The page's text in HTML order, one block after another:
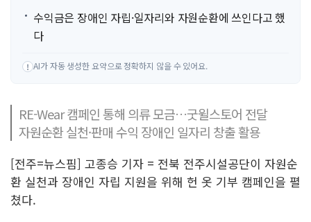
수익금은 장애인 자립·일자리와 자원순환에 쓰인다고 했
다
! AI가 자동 생성한 요약으로 정확하지 않을 수 있어요.
RE-Wear 캠페인 통해 의류 모금…굿윌스토어 전달
자원순환 실천·판매 수익 장애인 일자리 창출 활용
[전주=뉴스핌] 고종승 기자 = 전북 전주시설공단이 자원순
환 실천과 장애인 자립 지원을 위해 헌 옷 기부 캠페인을 펼
쳤다.